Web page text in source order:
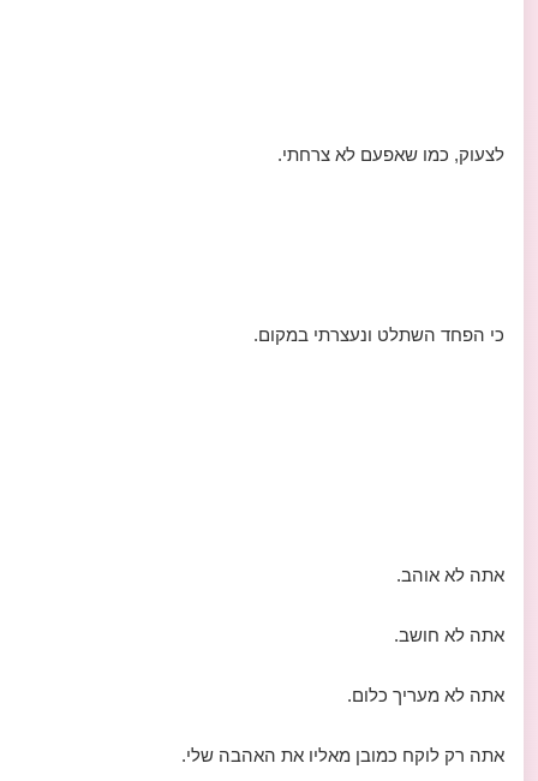
לצעוק, כמו שאפעם לא צרחתי.
כי הפחד השתלט ונעצרתי במקום.
אתה לא אוהב.
אתה לא חושב.
אתה לא מעריך כלום.
אתה רק לוקח כמובן מאליו את האהבה שלי.